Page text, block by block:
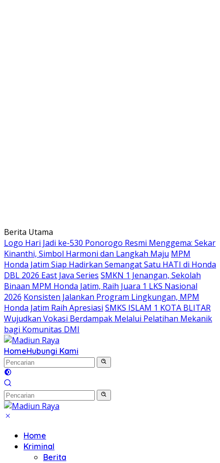
Langsung
ke
konten
Berita Utama
Logo Hari Jadi ke-530 Ponorogo Resmi Menggema: Sekar
Kinanthi, Simbol Harmoni dan Langkah Maju MPM
Honda Jatim Siap Hadirkan Semangat Satu HATI di Honda
DBL 2026 East Java Series SMKN 1 Jenangan, Sekolah
Binaan MPM Honda Jatim, Raih Juara 1 LKS Nasional
2026 Konsisten Jalankan Program Lingkungan, MPM
Honda Jatim Raih Apresiasi SMKS ISLAM 1 KOTA BLITAR
Wujudkan Vokasi Berdampak Melalui Pelatihan Mekanik
bagi Komunitas DMI
HomeHubungi Kami
Home
Kriminal
Berita